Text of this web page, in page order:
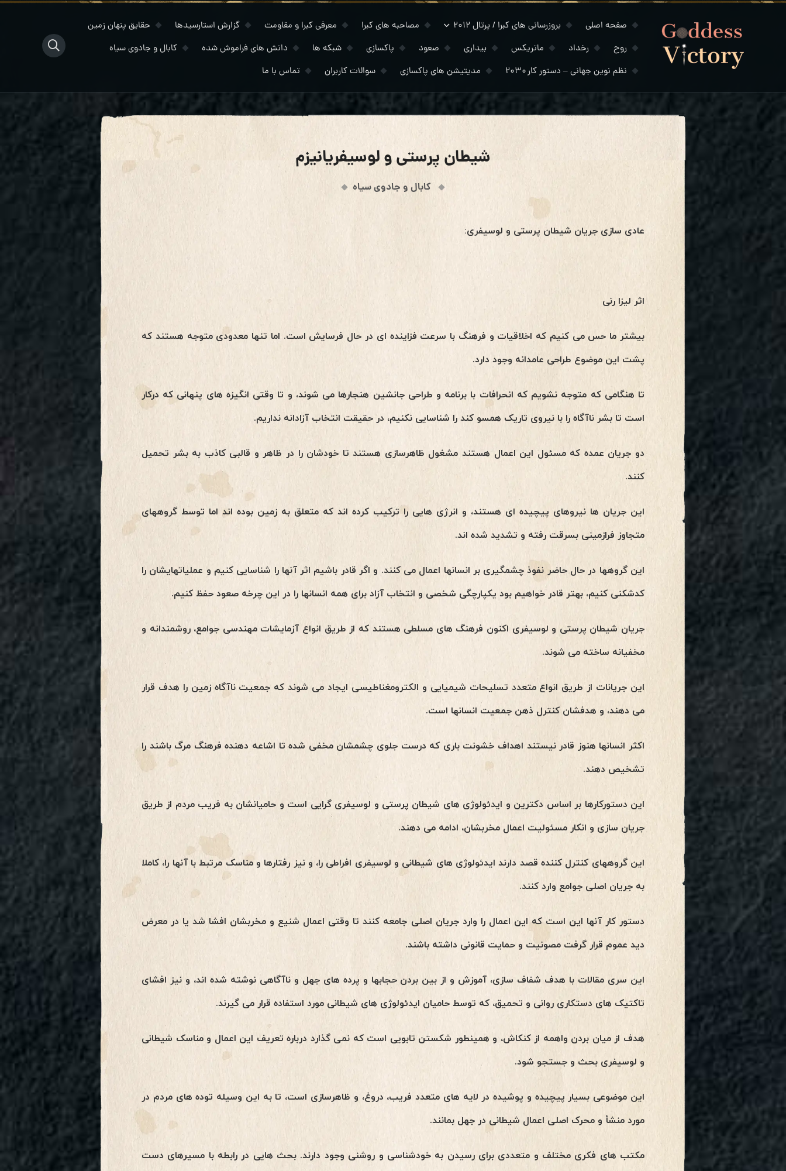
صفحه اصلی بروزرسانی های کبرا / پرتال ۲۰۱۲ مصاحبه های کبرا معرفی کبرا و مقاومت گزارش استارسیدها
حقایق پنهان زمین
روح
رخداد ماتریکس بیداری صعود پاکسازی شبکه ها دانش های فراموش شده
کابال و جادوی سیاه
نظم نوین جهانی – دستور کار ۲۰۳۰
مدیتیشن های پاکسازی سوالات کاربران تماس با ما
شیطان پرستی و لوسیفریانیزم
کابال و جادوی سیاه
عادی سازی جریان شیطان پرستی و لوسیفری:
اثر لیزا رنی
بیشتر ما حس می کنیم که اخلاقیات و فرهنگ با سرعت فزاینده ای در حال فرسایش است. اما تنها معدودی متوجه هستند که
پشت این موضوع طراحی عامدانه وجود دارد.
تا هنگامی که متوجه نشویم که انحرافات با برنامه و طراحی جانشین هنجارها می شوند، و تا وقتی انگیزه های پنهانی که درکار
است تا بشر ناآگاه را با نیروی تاریک همسو کند را شناسایی نکنیم، در حقیقت انتخاب آزادانه نداریم.
دو جریان عمده که مسئول این اعمال هستند مشغول ظاهرسازی هستند تا خودشان را در ظاهر و قالبی کاذب به بشر تحمیل
کنند.
این جریان ها نیروهای پیچیده ای هستند، و انرژی هایی را ترکیب کرده اند که متعلق به زمین بوده اند اما توسط گروههای
متجاوز فرازمینی بسرقت رفته و تشدید شده اند.
این گروهها در حال حاضر نفوذ چشمگیری بر انسانها اعمال می کنند. و اگر قادر باشیم اثر آنها را شناسایی کنیم و عملیاتهایشان را
کدشکنی کنیم، بهتر قادر خواهیم بود یکپارچگی شخصی و انتخاب آزاد برای همه انسانها را در این چرخه صعود حفظ کنیم.
جریان شیطان پرستی و لوسیفری اکنون فرهنگ های مسلطی هستند که از طریق انواع آزمایشات مهندسی جوامع، روشمندانه و
مخفیانه ساخته می شوند.
این جریانات از طریق انواع متعدد تسلیحات شیمیایی و الکترومغناطیسی ایجاد می شوند که جمعیت ناآگاه زمین را هدف قرار
می دهند، و هدفشان کنترل ذهن جمعیت انسانها است.
اکثر انسانها هنوز قادر نیستند اهداف خشونت باری که درست جلوی چشمشان مخفی شده تا اشاعه دهنده فرهنگ مرگ باشند را
تشخیص دهند.
این دستورکارها بر اساس دکترین و ایدئولوژی های شیطان پرستی و لوسیفری گرایی است و حامیانشان به فریب مردم از طریق
جریان سازی و انکار مسئولیت اعمال مخربشان، ادامه می دهند.
این گروههای کنترل کننده قصد دارند ایدئولوژی های شیطانی و لوسیفری افراطی را، و نیز رفتارها و مناسک مرتبط با آنها را، کاملا
به جریان اصلی جوامع وارد کنند.
دستور کار آنها این است که این اعمال را وارد جریان اصلی جامعه کنند تا وقتی اعمال شنیع و مخربشان افشا شد یا در معرض
دید عموم قرار گرفت مصونیت و حمایت قانونی داشته باشند.
این سری مقالات با هدف شفاف سازی، آموزش و از بین بردن حجابها و پرده های جهل و ناآگاهی نوشته شده اند، و نیز افشای
تاکتیک های دستکاری روانی و تحمیق، که توسط حامیان ایدئولوژی های شیطانی مورد استفاده قرار می گیرند.
هدف از میان بردن واهمه از کنکاش، و همینطور شکستن تابویی است که نمی گذارد درباره تعریف این اعمال و مناسک شیطانی
و لوسیفری بحث و جستجو شود.
این موضوعی بسیار پیچیده و پوشیده در لایه های متعدد فریب، دروغ، و ظاهرسازی است، تا به این وسیله توده های مردم در
مورد منشأ و محرک اصلی اعمال شیطانی در جهل بمانند.
مکتب های فکری مختلف و متعددی برای رسیدن به خودشناسی و روشنی وجود دارند. بحث هایی در رابطه با مسیرهای دست